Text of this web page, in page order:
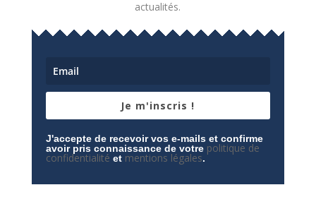
actualités.
Je m'inscris !
J'accepte de recevoir vos e-mails et confirme
avoir pris connaissance de votre politique de
confidentialité et mentions légales.